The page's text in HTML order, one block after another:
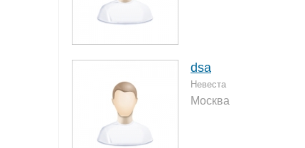
dsa
Невеста
Москва